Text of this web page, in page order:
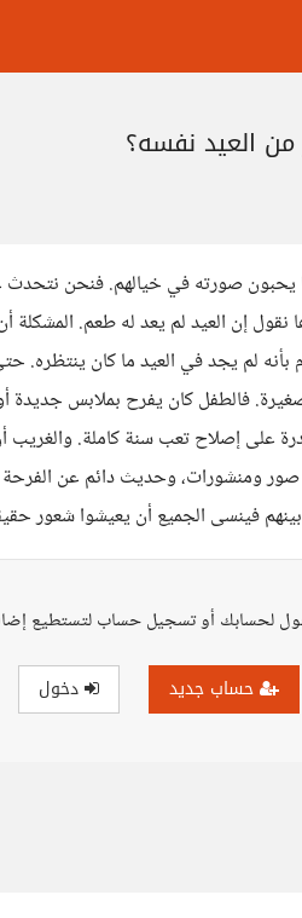
من العيد نفسه؟
يحبون صورته في خيالهم. فنحن
إن العيد لم يعد له طعم.
لم يجد في العيد ما كان
فالطفل كان يفرح بملابس
على إصلاح تعب سنة كاملة. والغريب
ومنشورات، وحديث دائم عن
فينسى الجميع أن يعيشوا شعور
لحسابك أو تسجيل حساب لتستطيع
حساب جديد دخول